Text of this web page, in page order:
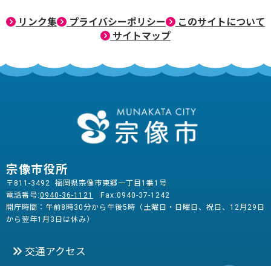
リンク集 プライバシーポリシー
このサイトについて
サイトマップ
宗像市役所
〒811-3492 福岡県宗像市東郷一丁目1番1号
電話番号:0940-36-1121
Fax:0940-37-1242
開庁時間：午前8時30分から午後5時（土曜日・日曜日、祝日、12月29日
から翌年1月3日は休み）
交通アクセス